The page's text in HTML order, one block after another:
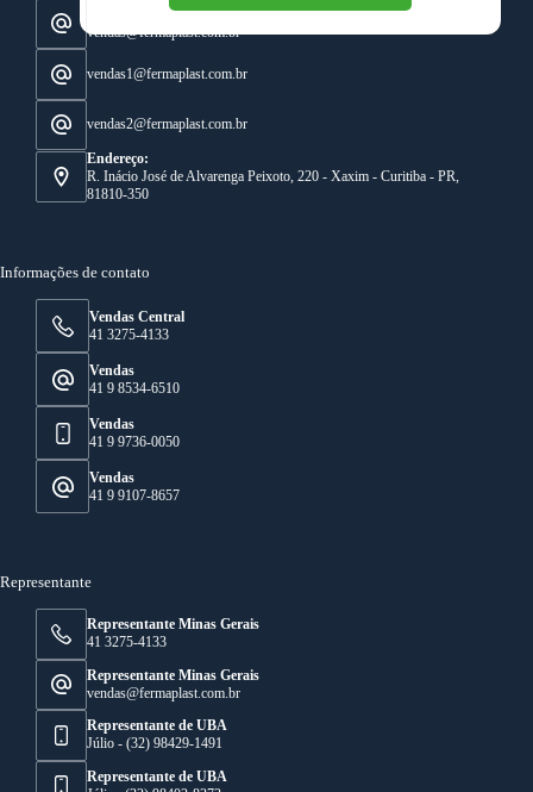
vendas@fermaplast.com.br
vendas1@fermaplast.com.br
vendas2@fermaplast.com.br
Endereço:
R. Inácio José de Alvarenga Peixoto, 220 - Xaxim - Curitiba - PR,
81810-350
Informações de contato
Vendas Central
41 3275-4133
Vendas
41 9 8534-6510
Vendas
41 9 9736-0050
Vendas
41 9 9107-8657
Representante
Representante Minas Gerais
41 3275-4133
Representante Minas Gerais
vendas@fermaplast.com.br
Representante de UBA
Júlio - (32) 98429-1491
Representante de UBA